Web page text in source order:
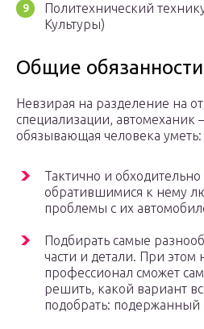
Политехнический
Культуры)
Общие обязанности
Невзирая на разделение на
специализации, автомеханик
обязывающая человека уметь:
Тактично и обходительно
обратившимися к нему
проблемы с их
Подбирать самые
части и детали. При этом
профессионал сможет
решить, какой вариант
подобрать: